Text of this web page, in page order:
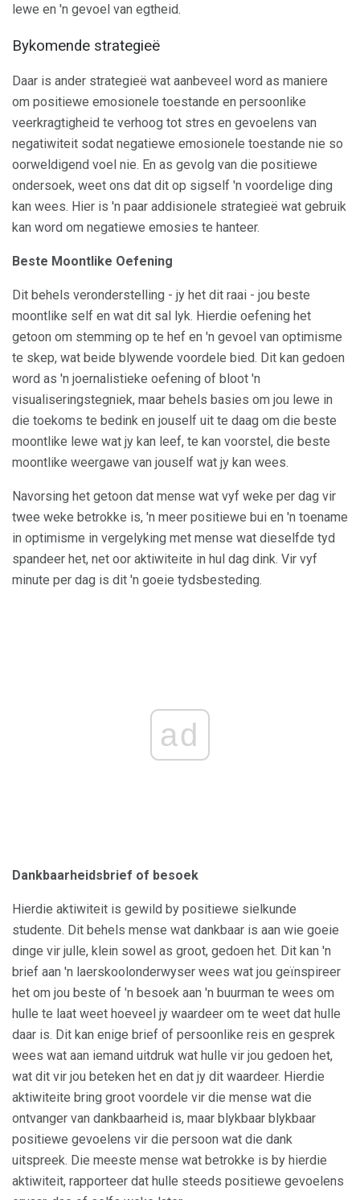
lewe en 'n gevoel van egtheid.
Bykomende strategieë
Daar is ander strategieë wat aanbeveel word as maniere
om positiewe emosionele toestande en persoonlike
veerkragtigheid te verhoog tot stres en gevoelens van
negatiwiteit sodat negatiewe emosionele toestande nie so
oorweldigend voel nie. En as gevolg van die positiewe
ondersoek, weet ons dat dit op sigself 'n voordelige ding
kan wees. Hier is 'n paar addisionele strategieë wat gebruik
kan word om negatiewe emosies te hanteer.
Beste Moontlike Oefening
Dit behels veronderstelling - jy het dit raai - jou beste
moontlike self en wat dit sal lyk. Hierdie oefening het
getoon om stemming op te hef en 'n gevoel van optimisme
te skep, wat beide blywende voordele bied. Dit kan gedoen
word as 'n joernalistieke oefening of bloot 'n
visualiseringstegniek, maar behels basies om jou lewe in
die toekoms te bedink en jouself uit te daag om die beste
moontlike lewe wat jy kan leef, te kan voorstel, die beste
moontlike weergawe van jouself wat jy kan wees.
Navorsing het getoon dat mense wat vyf weke per dag vir
twee weke betrokke is, 'n meer positiewe bui en 'n toename
in optimisme in vergelyking met mense wat dieselfde tyd
spandeer het, net oor aktiwiteite in hul dag dink. Vir vyf
minute per dag is dit 'n goeie tydsbesteding.
ad
Dankbaarheidsbrief of besoek
Hierdie aktiwiteit is gewild by positiewe sielkunde
studente. Dit behels mense wat dankbaar is aan wie goeie
dinge vir julle, klein sowel as groot, gedoen het. Dit kan 'n
brief aan 'n laerskoolonderwyser wees wat jou geïnspireer
het om jou beste of 'n besoek aan 'n buurman te wees om
hulle te laat weet hoeveel jy waardeer om te weet dat hulle
daar is. Dit kan enige brief of persoonlike reis en gesprek
wees wat aan iemand uitdruk wat hulle vir jou gedoen het,
wat dit vir jou beteken het en dat jy dit waardeer. Hierdie
aktiwiteite bring groot voordele vir die mense wat die
ontvanger van dankbaarheid is, maar blykbaar blykbaar
positiewe gevoelens vir die persoon wat die dank
uitspreek. Die meeste mense wat betrokke is by hierdie
aktiwiteit, rapporteer dat hulle steeds positiewe gevoelens